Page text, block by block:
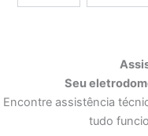
Seu
Encontre assistência
tudo